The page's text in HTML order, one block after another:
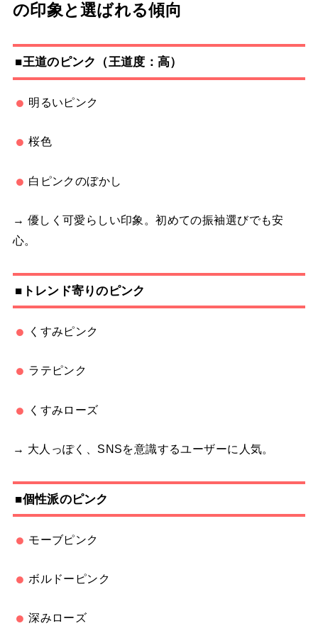
の印象と選ばれる傾向
■王道のピンク（王道度：高）
明るいピンク
桜色
白ピンクのぼかし
→ 優しく可愛らしい印象。初めての振袖選びでも安
心。
■トレンド寄りのピンク
くすみピンク
ラテピンク
くすみローズ
→ 大人っぽく、SNSを意識するユーザーに人気。
■個性派のピンク
モーブピンク
ボルドーピンク
深みローズ